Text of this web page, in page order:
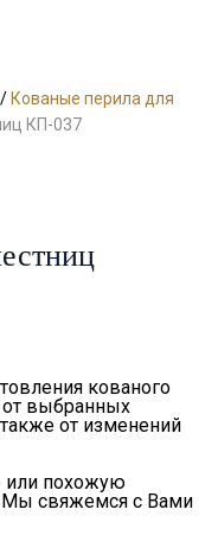
/Кованые перила для
КП-037
кованого
от выбранных
от изменений
или похожую
Мы свяжемся с Вами